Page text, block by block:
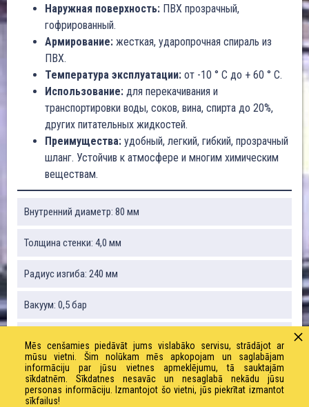
Наружная поверхность: ПВХ прозрачный,
гофрированный.
Армирование: жесткая, ударопрочная спираль из
ПВХ.
Температура эксплуатации: от -10 ° C до + 60 ° C.
Использование: для перекачивания и
транспортировки воды, соков, вина, спирта до 20%,
других питательных жидкостей.
Преимущества: удобный, легкий, гибкий, прозрачный
шланг. Устойчив к атмосфере и многим химическим
веществам.
Внутренний диаметр: 80 мм
Толщина стенки: 4,0 мм
Радиус изгиба: 240 мм
Вакуум: 0,5 бар
Рабочее давление: 3,0 бар
Mēs cenšamies piedāvāt jums vislabāko servisu, strādājot ar
mūsu vietni. Šim nolūkam mēs apkopojam un saglabājam
informāciju par jūsu vietnes apmeklējumu, tā sauktajām
sīkdatnēm. Sīkdatnes nesavāc un nesaglabā nekādu jūsu
personas informāciju. Izmantojot šo vietni, jūs piekrītat izmantot
sīkfailus!